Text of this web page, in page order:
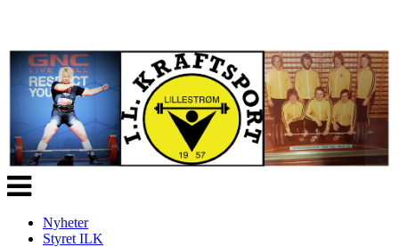
Veksle
navigasjon
Nyheter
Styret ILK